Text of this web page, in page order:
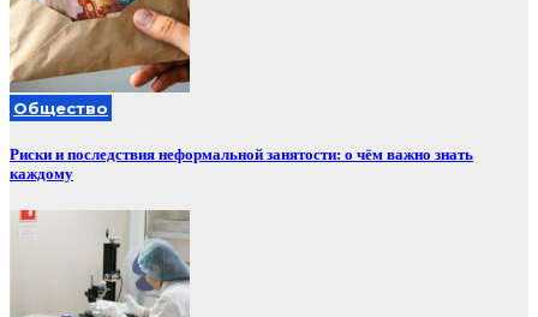
Общество
Риски и последствия неформальной занятости: о чём важно знать
каждому